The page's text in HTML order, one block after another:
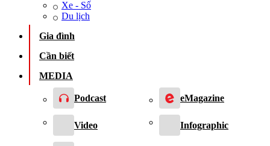
Xe - Số
Du lịch
Gia đình
Cần biết
MEDIA
Podcast eMagazine
Video Infographic